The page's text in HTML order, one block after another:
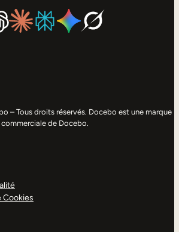
– Tous droits réservés. Docebo est une marque
de Docebo.
Cookies